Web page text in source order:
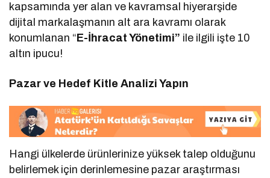
kapsamında yer alan ve kavramsal hiyerarşide
dijital markalaşmanın alt ara kavramı olarak
konumlanan “ E-İhracat Yönetimi” ile ilgili işte 10
altın ipucu!
Pazar ve Hedef Kitle Analizi Yapın
Hangi ülkelerde ürünlerinize yüksek talep olduğunu
belirlemek için derinlemesine pazar araştırması